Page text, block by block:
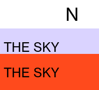
N
THE SKY
THE SKY